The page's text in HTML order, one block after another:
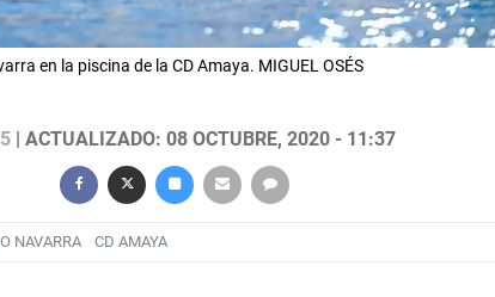
en la piscina de la CD Amaya. MIGUEL OSÉS
| ACTUALIZADO: 08 OCTUBRE, 2020 - 11:37
NAVARRA CD AMAYA